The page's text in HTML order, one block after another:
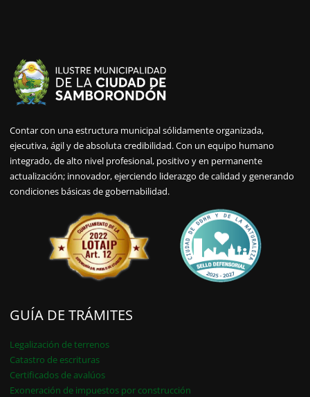
Contar con una estructura municipal sólidamente organizada,
ejecutiva, ágil y de absoluta credibilidad. Con un equipo humano
integrado, de alto nivel profesional, positivo y en permanente
actualización; innovador, ejerciendo liderazgo de calidad y generando
condiciones básicas de gobernabilidad.
GUÍA DE TRÁMITES
Legalización de terrenos
Catastro de escrituras
Certificados de avalúos
Exoneración de impuestos por construcción